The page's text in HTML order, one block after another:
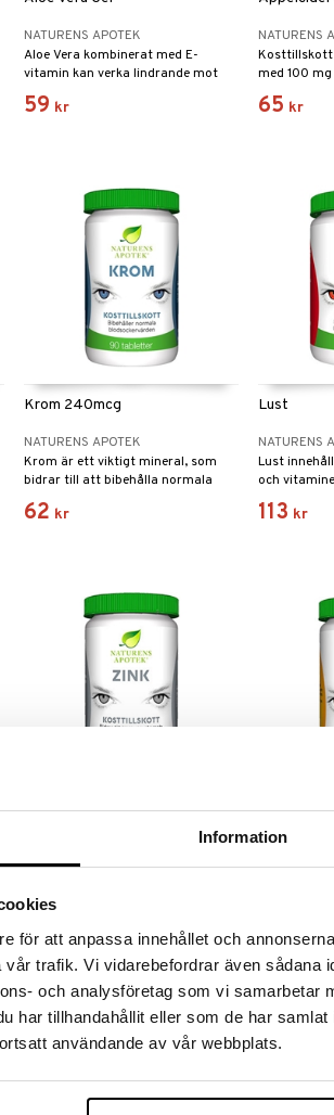
Information
för att anpassa innehållet och
trafik. Vi vidarebefordrar även sådana
och analysföretag som vi samarbetar
har tillhandahållit eller som de har
användande av vår webbplats.
NATURENS APOTEK
Aloe Vera kombinerat med E-
vitamin kan verka lindrande mot
torr och narig hud.
59 kr
NATURENS
Kosttillskott
med 100
svälja och
magen.
65 kr
Krom 240mcg
NATURENS APOTEK
Krom är ett viktigt mineral, som
bidrar till att bibehålla normala
blodsockernivåer samt normal
omsättning av protein, kolhydrat
62 kr
Lust
NATURENS
Lust
och
vitamin
trötthet och
113 kr
Naturens Apotek Zink
Zink är en viktig mineral som bidrar
oxidativ stress och till
25 mg.
Nypon